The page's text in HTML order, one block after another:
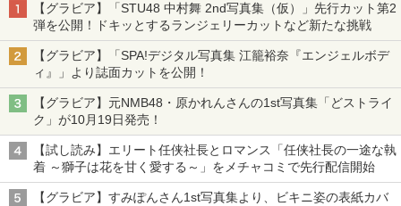
【グラビア】「STU48 中村舞 2nd写真集（仮）」先行カット第2
弾を公開！ドキッとするランジェリーカットなど新たな挑戦
【グラビア】「SPA!デジタル写真集 江籠裕奈『エンジェルボデ
ィ』」より誌面カットを公開！
【グラビア】元NMB48・原かれんさんの1st写真集「どストライ
ク」が10月19日発売！
【試し読み】エリート任侠社長とロマンス「任侠社長の一途な執
着 ～獅子は花を甘く愛する～」をメチャコミで先行配信開始
【グラビア】すみぽんさん1st写真集より、ビキニ姿の表紙カバ